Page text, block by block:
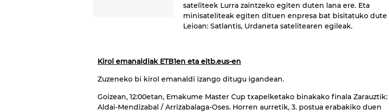
sateliteek Lurra zaintzeko egiten duten lana ere. Eta
minisateliteak egiten dituen enpresa bat bisitatuko dute
Leioan: Satlantis, Urdaneta satelitearen egileak.
Kirol emanaldiak ETB1en eta eitb.eus-en
Zuzeneko bi kirol emanaldi izango ditugu igandean.
Goizean, 12:00etan, Emakume Master Cup txapelketako binakako finala Zarauztik:
Aldai-Mendizabal / Arrizabalaga-Oses. Horren aurretik, 3. postua erabakiko duen